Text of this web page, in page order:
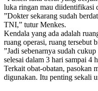
luka ringan mau diidentifikasi
”Dokter sekarang sudah
TNI,” tutur Menkes.
Kendala yang ada adalah
ruang operasi, ruang tersebut
”Jadi sebenarnya sudah
selesai dalam 3 hari sampai 4
Terkait obat-obatan, pasokan
digunakan. Itu penting sekali